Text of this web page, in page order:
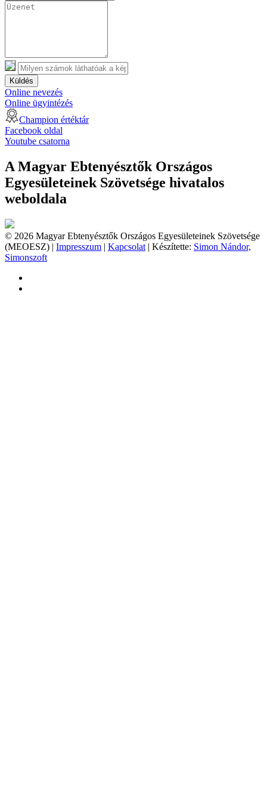
Küldés
Online nevezés
Online ügyintézés
Champion értéktár
Facebook oldal
Youtube csatorna
A Magyar Ebtenyésztők Országos
Egyesületeinek Szövetsége hivatalos
weboldala
© 2026 Magyar Ebtenyésztők Országos Egyesületeinek Szövetsége
(MEOESZ) | Impresszum | Kapcsolat | Készítette: Simon Nándor,
Simonszoft